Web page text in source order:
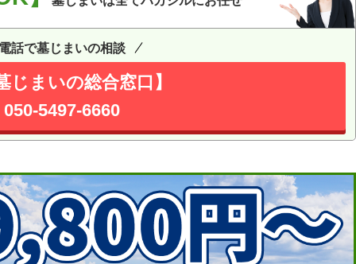
話で墓じまいの相談
じまいの総合窓口】
050-5497-6660